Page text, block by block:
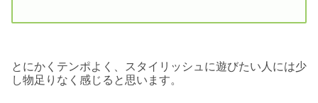
とにかくテンポよく、スタイリッシュに遊びたい人には少
し物足りなく感じると思います。